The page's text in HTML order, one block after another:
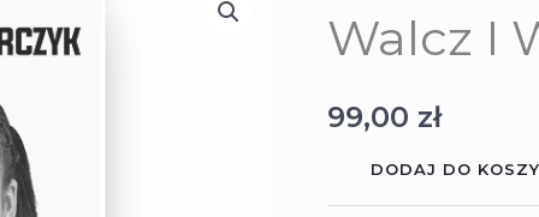
Walcz I
99,00 zł
Walcz
-
KsiążkaDODAJ DO